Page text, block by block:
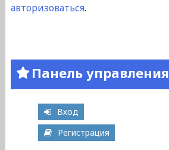
авторизоваться.
Панель управления
Вход
Регистрация